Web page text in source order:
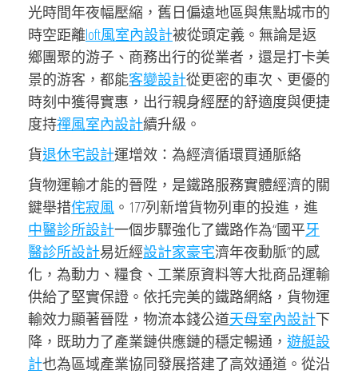
光時間年夜幅壓縮，舊日偏遠地區與焦點城市的
時空距離loft風室內設計被從頭定義。無論是返
鄉團聚的游子、商務出行的從業者，還是打卡美
景的游客，都能客變設計從更密的車次、更優的
時刻中獲得實惠，出行親身經歷的舒適度與便捷
度持禪風室內設計續升級。
貨退休宅設計運增效：為經濟循環買通脈絡
貨物運輸才能的晉陞，是鐵路服務實體經濟的關
鍵舉措侘寂風 。177列新增貨物列車的投進，進
中醫診所設計一個步驟強化了鐵路作為“國平牙
醫診所設計易近經設計家豪宅濟年夜動脈”的感
化，為動力、糧食、工業原資料等大批商品運輸
供給了堅實保證。依托完美的鐵路網絡，貨物運
輸效力顯著晉陞，物流本錢公道天母室內設計下
降，既助力了產業鏈供應鏈的穩定暢通， 遊艇設
計也為區域產業協同發展搭建了高效通道。從沿